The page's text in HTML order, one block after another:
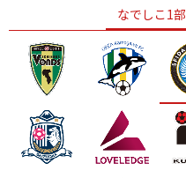
ニッパツ 名古屋
なでしこ1部